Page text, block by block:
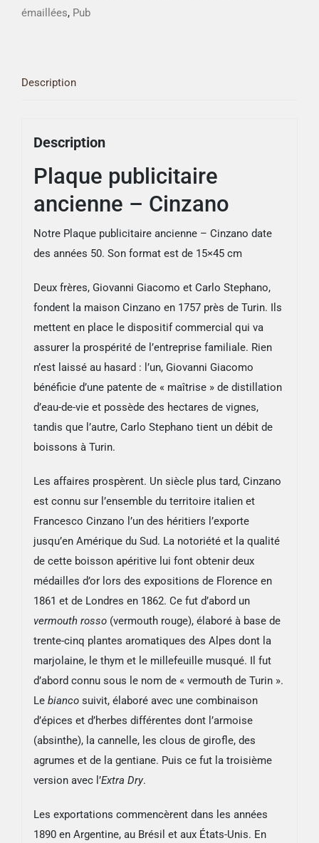
émaillées, Pub
Description
Description
Plaque publicitaire
ancienne – Cinzano
Notre Plaque publicitaire ancienne – Cinzano date
des années 50. Son format est de 15×45 cm
Deux frères, Giovanni Giacomo et Carlo Stephano,
fondent la maison Cinzano en 1757 près de Turin. Ils
mettent en place le dispositif commercial qui va
assurer la prospérité de l’entreprise familiale. Rien
n’est laissé au hasard : l’un, Giovanni Giacomo
bénéficie d’une patente de « maîtrise » de distillation
d’eau-de-vie et possède des hectares de vignes,
tandis que l’autre, Carlo Stephano tient un débit de
boissons à Turin.
Les affaires prospèrent. Un siècle plus tard, Cinzano
est connu sur l’ensemble du territoire italien et
Francesco Cinzano l’un des héritiers l’exporte
jusqu’en Amérique du Sud. La notoriété et la qualité
de cette boisson apéritive lui font obtenir deux
médailles d’or lors des expositions de Florence en
1861 et de Londres en 1862. Ce fut d’abord un
vermouth rosso(vermouth rouge), élaboré à base de
trente-cinq plantes aromatiques des Alpes dont la
marjolaine, le thym et le millefeuille musqué. Il fut
d’abord connu sous le nom de « vermouth de Turin ».
Le biancosuivit, élaboré avec une combinaison
d’épices et d’herbes différentes dont l’armoise
(absinthe), la cannelle, les clous de girofle, des
agrumes et de la gentiane. Puis ce fut la troisième
version avec l’Extra Dry.
Les exportations commencèrent dans les années
1890 en Argentine, au Brésil et aux États-Unis. En